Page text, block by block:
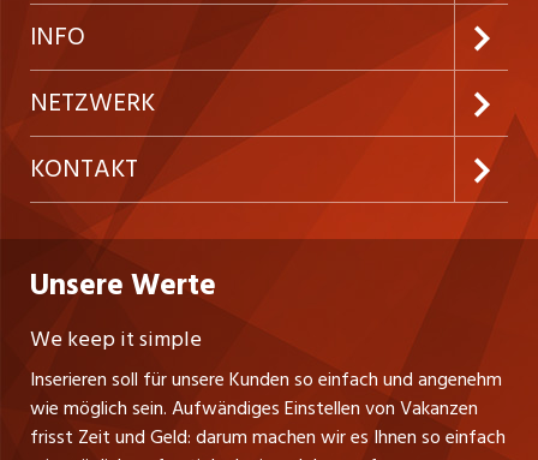
Neue Stellen
Festanstellungen
Temporäre Jobs
Freelance Jobs
Praktika
Führungspositionen
Kundenlogin
Inserieren
Firmen
Personalvermittler
INFO
Preise & Leistungen
AGB
Datenschutzerklärung
Nutzungsbedingungen
Stellenmeldepflicht
Schnittstelle
Impressum
NETZWERK
westjob.at
nicejob.de
myjob.ch
zentraljob.ch
jobbasel.ch
jobbern.ch
KONTAKT
CH Media Classifieds AG
Fürstenlandstrasse 122
CH-9001 St. Gallen
Tel. +41 71 272 73 80
info@ostjob.ch/inserate@ostjob.ch
Henrik Jasek
Unsere Werte
We keep it simple
Inserieren soll für unsere Kunden so einfach und angenehm
wie möglich sein. Aufwändiges Einstellen von Vakanzen
frisst Zeit und Geld: darum machen wir es Ihnen so einfach